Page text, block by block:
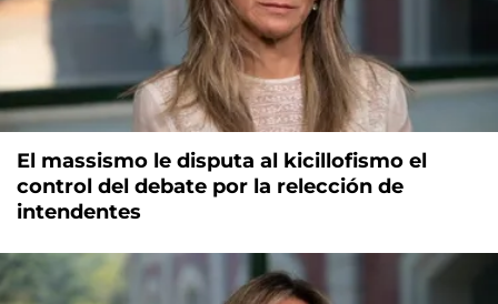
El massismo le disputa al kicillofismo el
control del debate por la relección de
intendentes